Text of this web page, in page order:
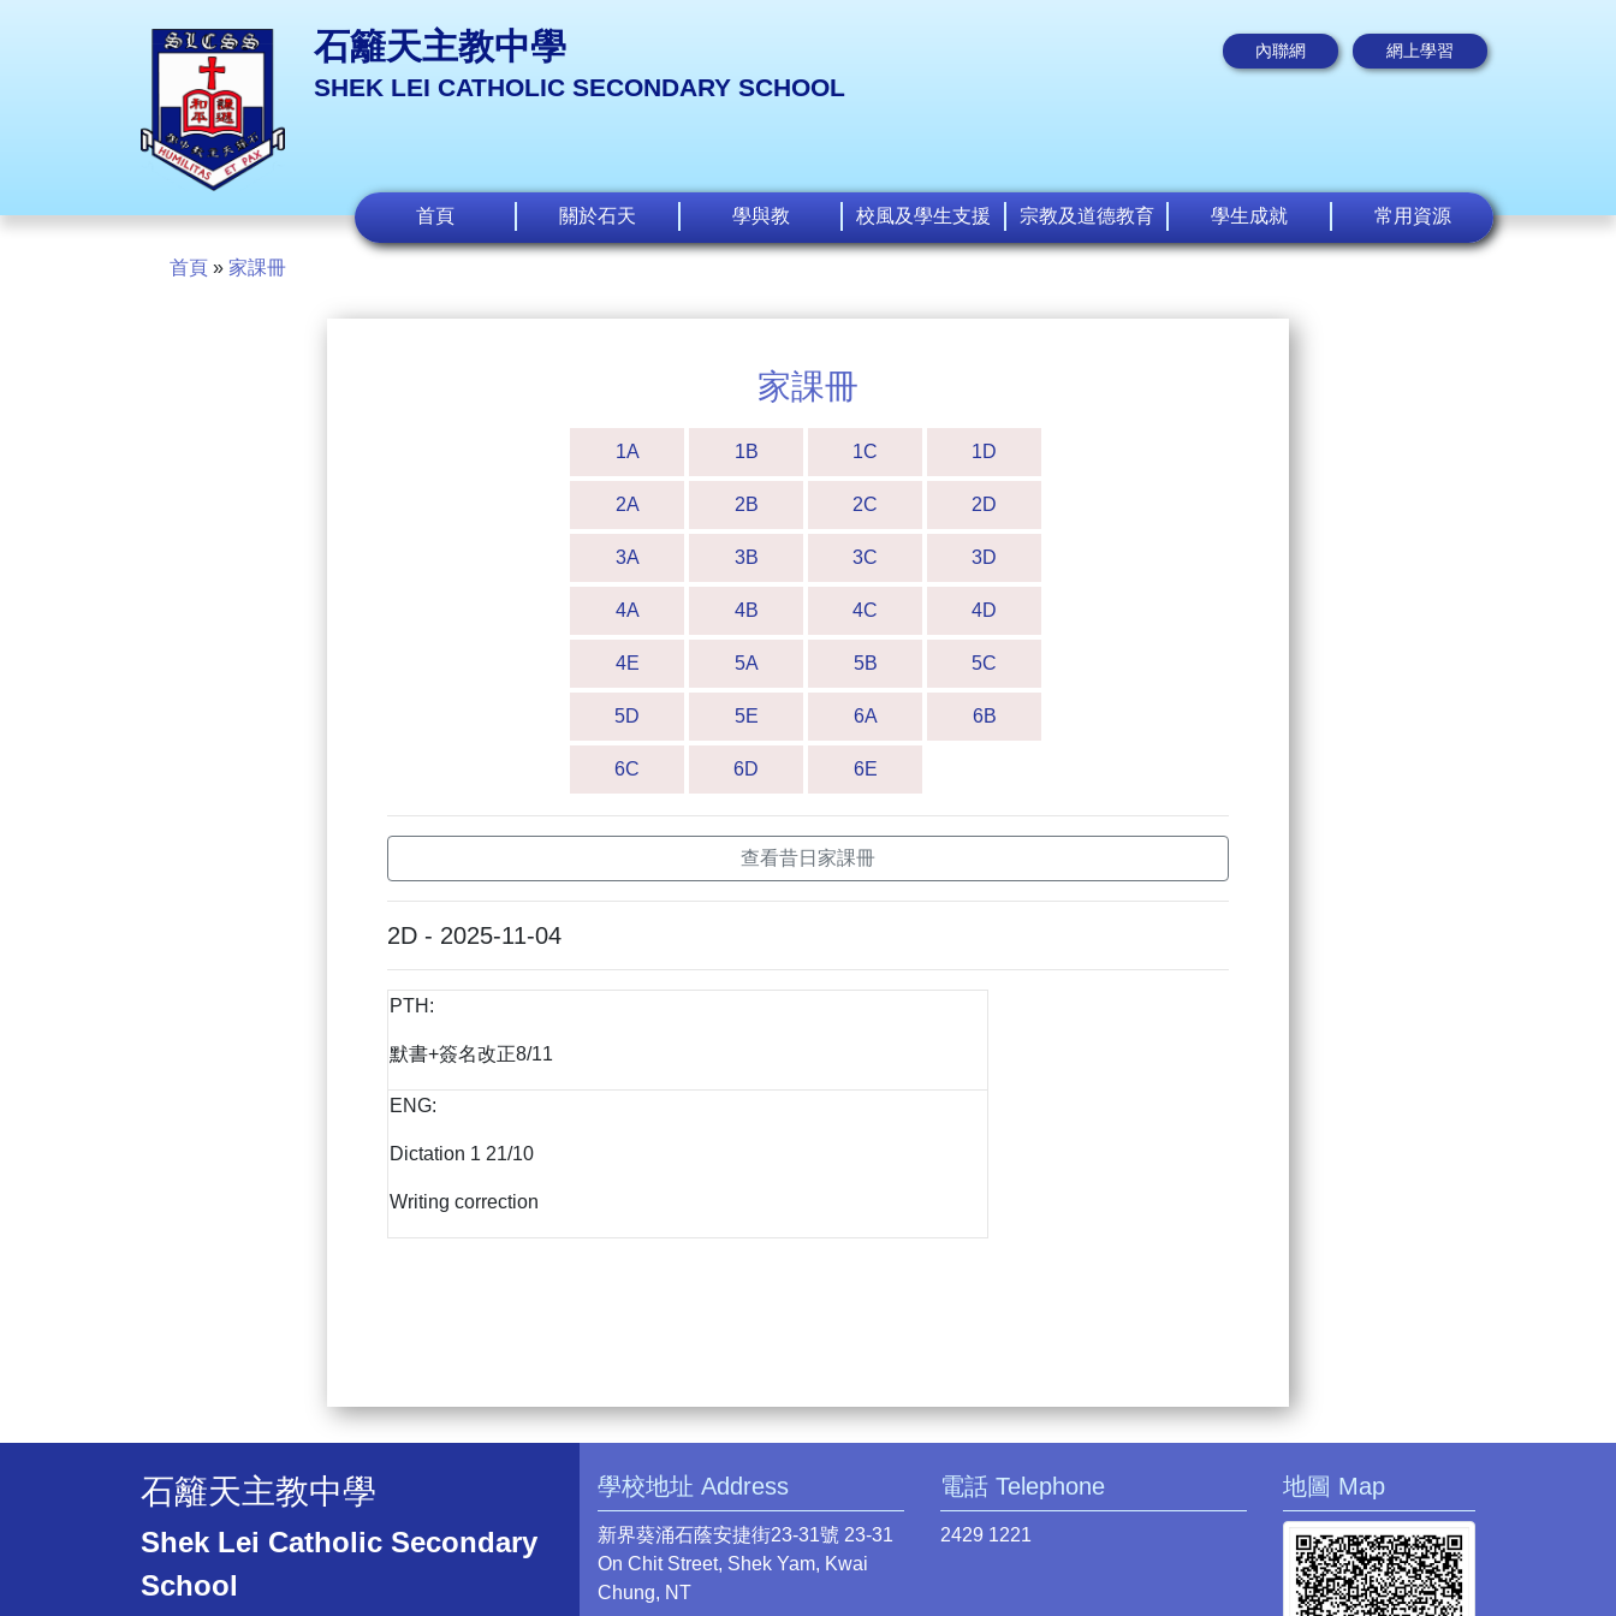
石籬天主教中學
SHEK LEI CATHOLIC SECONDARY SCHOOL
內聯網 網上學習
首頁 關於石天 學與教 校風及學生支援 宗教及道德教育 學生成就 常用資源
首頁 » 家課冊
家課冊
1A 1B 1C 1D
2A 2B 2C 2D
3A 3B 3C 3D
4A 4B 4C 4D
4E 5A 5B 5C
5D 5E 6A 6B
6C 6D 6E
查看昔日家課冊
2D - 2025-11-04
PTH:
默書+簽名改正8/11
ENG:
Dictation 1 21/10
Writing correction
石籬天主教中學
Shek Lei Catholic Secondary
School
學校地址 Address
新界葵涌石蔭安捷街23-31號 23-31
On Chit Street, Shek Yam, Kwai
Chung, NT
電話 Telephone
2429 1221
地圖 Map